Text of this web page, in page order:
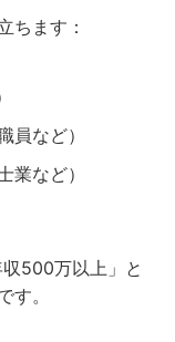
ちます：
員など）
業など）
500万以上」と
す。